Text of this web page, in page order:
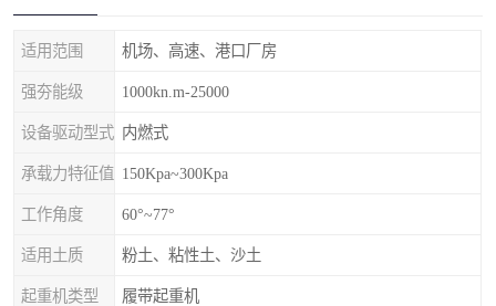
适用范围 机场、高速、港口厂房
强夯能级 1000kn.m-25000
设备驱动型式 内燃式
承载力特征值 150Kpa~300Kpa
工作角度 60°~77°
适用土质 粉土、粘性土、沙土
起重机类型 履带起重机